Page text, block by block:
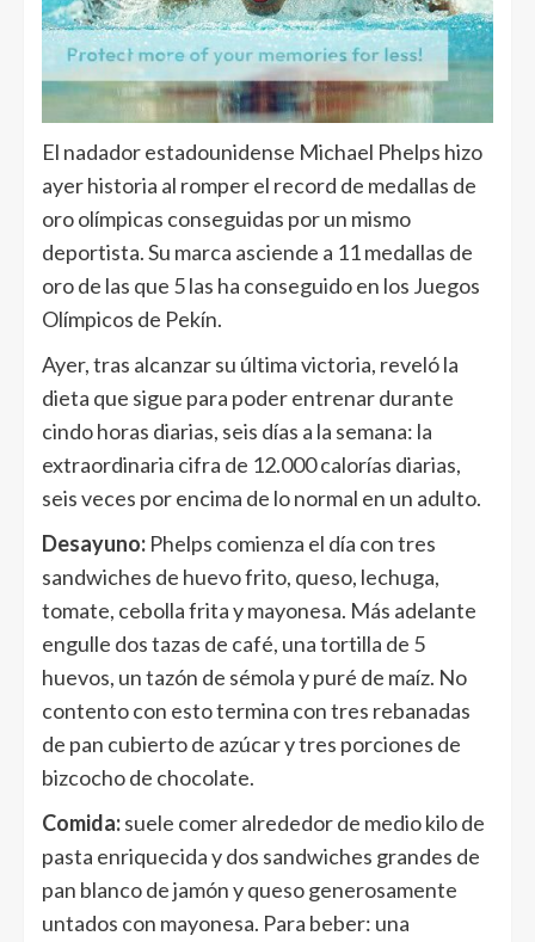
El nadador estadounidense Michael Phelps hizo
ayer historia al romper el record de medallas de
oro olímpicas conseguidas por un mismo
deportista. Su marca asciende a 11 medallas de
oro de las que 5 las ha conseguido en los Juegos
Olímpicos de Pekín.
Ayer, tras alcanzar su última victoria, reveló la
dieta que sigue para poder entrenar durante
cindo horas diarias, seis días a la semana: la
extraordinaria cifra de 12.000 calorías diarias,
seis veces por encima de lo normal en un adulto.
Desayuno: Phelps comienza el día con tres
sandwiches de huevo frito, queso, lechuga,
tomate, cebolla frita y mayonesa. Más adelante
engulle dos tazas de café, una tortilla de 5
huevos, un tazón de sémola y puré de maíz. No
contento con esto termina con tres rebanadas
de pan cubierto de azúcar y tres porciones de
bizcocho de chocolate.
Comida:suele comer alrededor de medio kilo de
pasta enriquecida y dos sandwiches grandes de
pan blanco de jamón y queso generosamente
untados con mayonesa. Para beber: una